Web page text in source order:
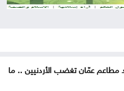
في فلسطين وإسرائيل
إيران
الواضح حول إسرائيل
مطاعم عمّان تغضب الأردنيين .. ما